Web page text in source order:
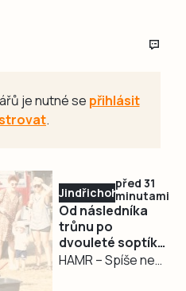
je nutné se přihlásit
.
Jindřichohradecko
před 31
minutami
Od následníka
trůnu po
dvouleté soptíky.
Hasiči v Hamru
HAMR – Spíše než